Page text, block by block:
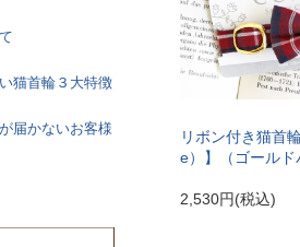
リボン付き猫首
e）】（ゴールド
2,530円(税込)
猫首輪３大特徴
届かないお客様